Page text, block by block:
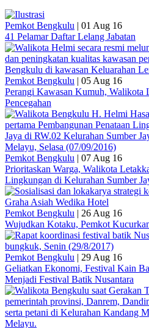
Pemkot Bengkulu | 01 Aug 16
41 Pelamar Daftar Lelang Jabatan
Pemkot Bengkulu | 05 Aug 16
Perangi Kawasan Kumuh, Walikota
Pencegahan
Pemkot Bengkulu | 07 Aug 16
Prioritaskan Warga, Walikota
Lingkungan di Kelurahan Sumber
Pemkot Bengkulu | 26 Aug 16
Wujudkan Kotaku, Pemkot
Pemkot Bengkulu | 29 Aug 16
Geliatkan Ekonomi, Festival Kain
Menjadi Festival Batik Nusantara